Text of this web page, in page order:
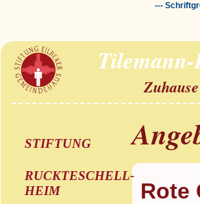
---
STIFTUNG
RUCKTESCHELL-
HEIM
Rote